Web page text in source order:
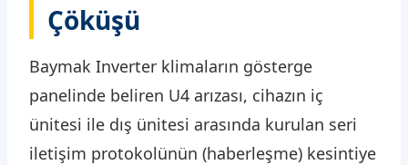
Çöküşü
Baymak Inverter klimaların gösterge
panelinde beliren U4 arızası, cihazın iç
ünitesi ile dış ünitesi arasında kurulan seri
iletişim protokolünün (haberleşme) kesintiye